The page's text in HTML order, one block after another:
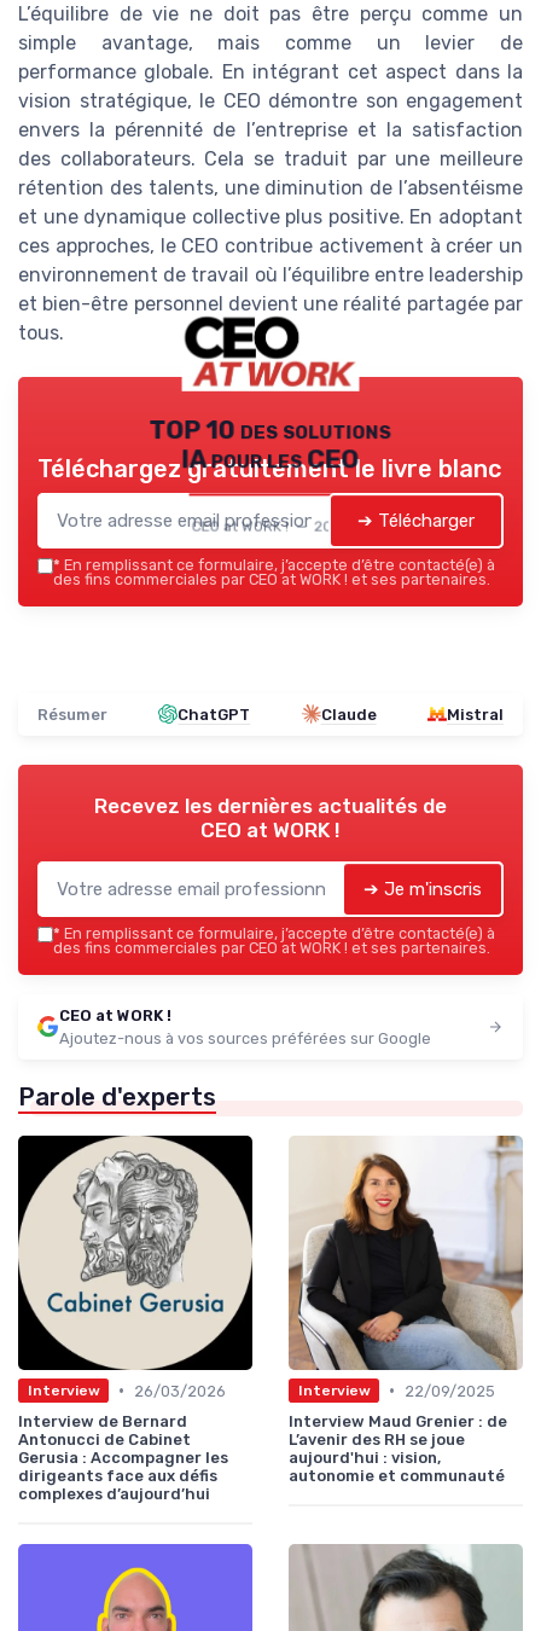
L’équilibre de vie ne doit pas être perçu comme un
simple avantage, mais comme un levier de
performance globale. En intégrant cet aspect dans la
vision stratégique, le CEO démontre son engagement
envers la pérennité de l’entreprise et la satisfaction
des collaborateurs. Cela se traduit par une meilleure
rétention des talents, une diminution de l’absentéisme
et une dynamique collective plus positive. En adoptant
ces approches, le CEO contribue activement à créer un
environnement de travail où l’équilibre entre leadership
et bien-être personnel devient une réalité partagée par
tous.
TOP 10 des solutions
IA pour les CEO
CEO at WORK ! — 2026
Téléchargez gratuitement le livre blanc
➔ Télécharger
* En remplissant ce formulaire, j’accepte d’être contacté(e) à
des fins commerciales par CEO at WORK ! et ses partenaires.
Résumer ChatGPT Claude Mistral
Recevez les dernières actualités de
CEO at WORK !
➔ Je m'inscris
* En remplissant ce formulaire, j’accepte d’être contacté(e) à
des fins commerciales par CEO at WORK ! et ses partenaires.
CEO at WORK !
Ajoutez-nous à vos sources préférées sur Google
Parole d'experts
Interview •
26/03/2026
Interview de Bernard
Antonucci de Cabinet
Gerusia : Accompagner les
dirigeants face aux défis
complexes d’aujourd’hui
Interview •
22/09/2025
Interview Maud Grenier : de
L’avenir des RH se joue
aujourd'hui : vision,
autonomie et communauté